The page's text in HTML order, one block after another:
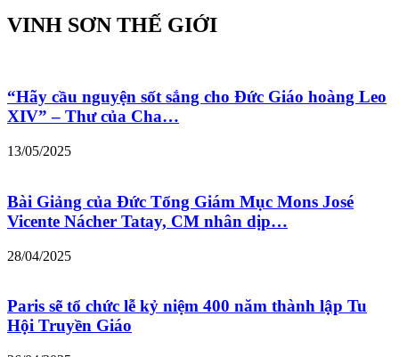
VINH SƠN THẾ GIỚI
“Hãy cầu nguyện sốt sắng cho Đức Giáo hoàng Leo
XIV” – Thư của Cha…
13/05/2025
Bài Giảng của Đức Tổng Giám Mục Mons José
Vicente Nácher Tatay, CM nhân dịp…
28/04/2025
Paris sẽ tổ chức lễ kỷ niệm 400 năm thành lập Tu
Hội Truyền Giáo